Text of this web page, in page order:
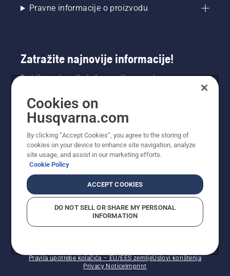
Pravne informacije o proizvodu
Zatražite najnovije informacije!
Dobijte najnovije informacije o novim
toga. Ovdje se registrirajte za naš bilten.
Pravila upotrebe kolačića – EU/EES zemljeUslovi korištenja
Privacy Notice Imprint
Cookies on
Husqvarna.com
By clicking “Accept Cookies”, you agree to the storing of
cookies on your device to enhance site navigation, analyze
site usage, and assist in our marketing efforts.
Cookie Policy
ACCEPT COOKIES
DO NOT SELL OR SHARE MY PERSONAL
INFORMATION